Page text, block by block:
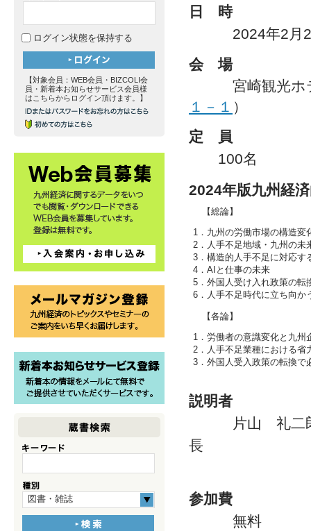
日 時
2024年2月27
会 場
宮崎観光ホテ
１－１ ）
定 員
100名
2024年版九州経
【総論】
1．九州の労働市場の構造変
2．人手不足地域・九州の未
3．構造的人手不足に対応す
4．AIと仕事の未来
5．外国人受け入れ政策の転
6．人手不足時代に立ち向か
【各論】
1．労働者の意識変化と九州
2．人手不足業種における省
3．外国人受入政策の転換で
説明者
片山 礼二郎／
長
参加費
無料
ログイン状態を保持する
【対象会員：WEB会員・BIZCOLI会
員・新着本お知らせサービス会員様
はこちらからログイン頂けます。】
図書・雑誌